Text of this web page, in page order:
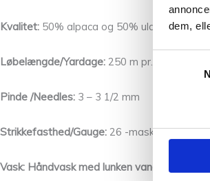
dem,
Kvalitet: 50% alpaca og 50% uld
Løbelængde/Yardage: 250 m pr. 50 g
Pinde /Needles: 3 – 3 1/2 mm
Strikkefasthed/Gauge: 26 -masker lig med
Vask: Håndvask med lunken vand og